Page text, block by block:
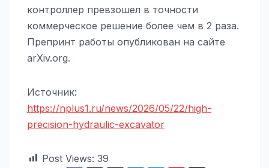
контроллер превзошел в точности
коммерческое решение более чем в 2 раза.
Препринт работы опубликован на сайте
arXiv.org.
Источник:
https://nplus1.ru/news/2026/05/22/high-
precision-hydraulic-excavator
Post Views: 39